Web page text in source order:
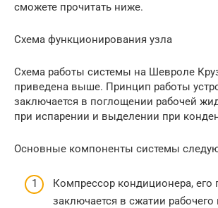
сможете прочитать ниже.
Схема функционирования узла
Схема работы системы на Шевроле
приведена выше. Принцип работы
заключается в поглощении рабочей
при испарении и выделении при
Основные компоненты системы
Компрессор кондиционера, его
заключается в сжатии рабочего